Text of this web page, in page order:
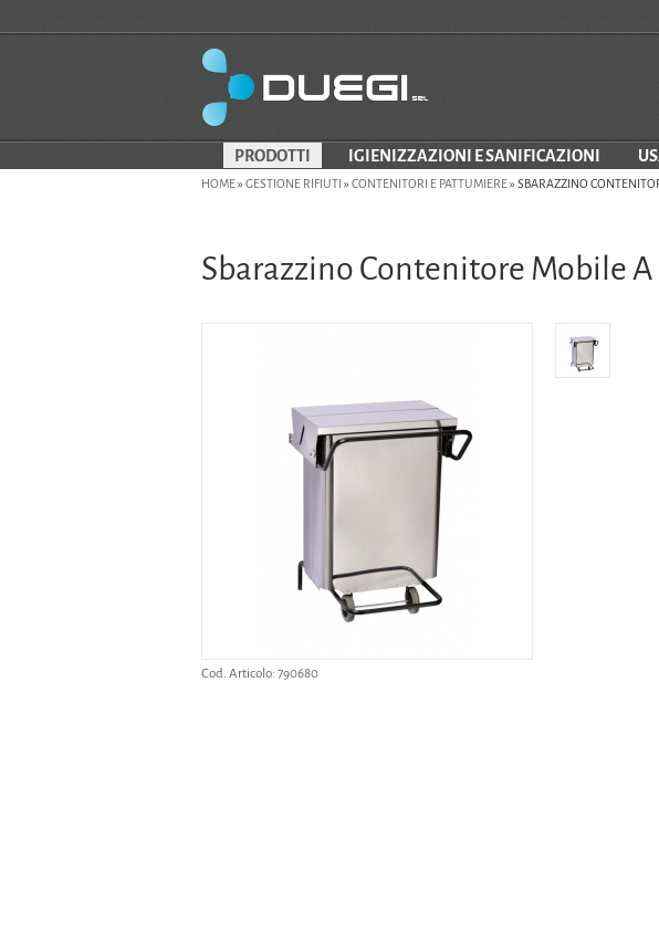
PRODOTTI IGIENIZZAZIONI E SANIFICAZIONI
HOME» GESTIONE RIFIUTI » CONTENITORI E PATTUMIERE» SBARAZZINO
Sbarazzino Contenitore Mobile A
Cod. Articolo: 790680